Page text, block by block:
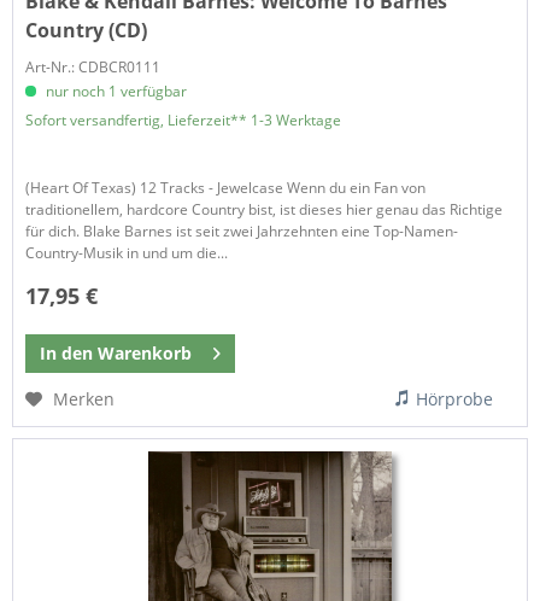
Country (CD)
Art-Nr.: CDBCR0111
nur noch 1 verfügbar
Sofort versandfertig, Lieferzeit** 1-3 Werktage
(Heart Of Texas) 12 Tracks - Jewelcase Wenn du ein Fan von
traditionellem, hardcore Country bist, ist dieses hier genau das Richtige
für dich. Blake Barnes ist seit zwei Jahrzehnten eine Top-Namen-
Country-Musik in und um die...
17,95 €
In den Warenkorb
Merken
Hörprobe